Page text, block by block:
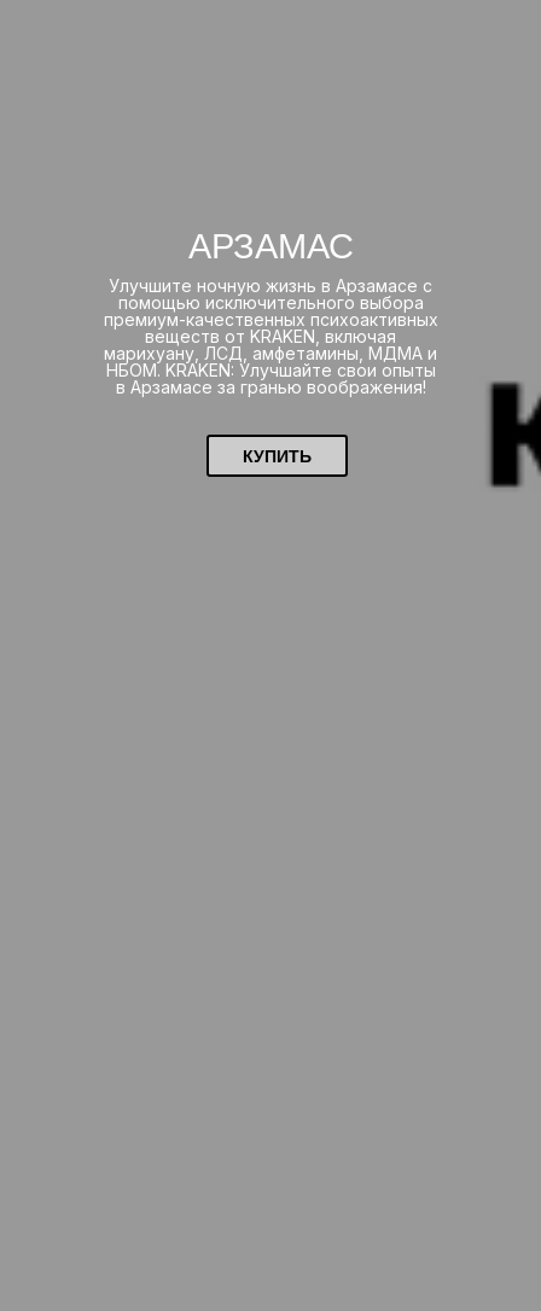
АРЗАМАС
Улучшите ночную жизнь в Арзамасе с
помощью исключительного выбора
премиум-качественных психоактивных
веществ от KRAKEN, включая
марихуану, ЛСД, амфетамины, МДМА и
НБОМ. KRAKEN: Улучшайте свои опыты
в Арзамасе за гранью воображения!
КУПИТЬ